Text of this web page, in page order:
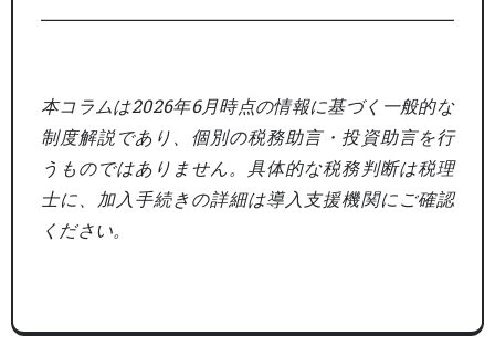
本コラムは2026年6月時点の情報に基づく一般的な
制度解説であり、個別の税務助言・投資助言を行
うものではありません。具体的な税務判断は税理
士に、加入手続きの詳細は導入支援機関にご確認
ください。